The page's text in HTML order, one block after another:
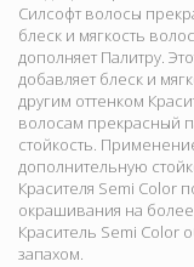
Силсофт волосы
блеск и мягкость
дополняет Палитру.
добавляет блеск и
другим оттенком
волосам прекрасный
стойкость.
дополнительную
Красителя Semi Color
окрашивания на
Краситель Semi Color
запахом.